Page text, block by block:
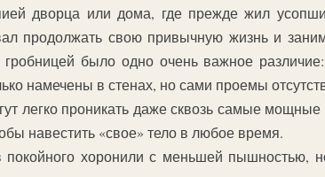
дворца или дома, где прежде жил
продолжать свою привычную жизнь и
было одно очень важное
намечены в стенах, но сами проемы
легко проникать даже сквозь самые мощные
навестить «свое» тело в любое время.
хоронили с меньшей пышностью,